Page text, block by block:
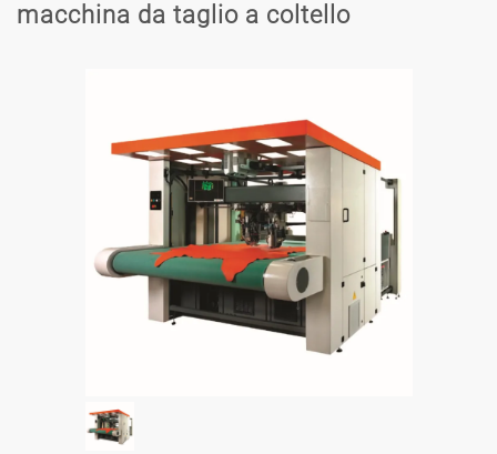
macchina da taglio a coltello